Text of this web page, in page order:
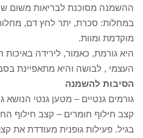
ההשמנה מסוכנת לבריאות משום
במחלות: סכרת, יתר לחץ דם,
מוקדמת ומוות.
היא גורמת, כאמור, לירידה באיכות
העצמי , לבושה והיא מתאפיינת
הסיבות להשמנה
גורמים גנטיים – מטען גנטי
קצב חילוף חומרים – קצב חילוף
בגיל. פעילות גופנית מעודדת את